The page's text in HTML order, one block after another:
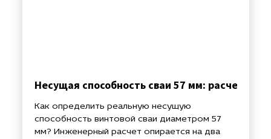
Несущая способность сваи 57 мм: расчет по
Как определить реальную несущую
способность винтовой сваи диаметром 57
мм? Инженерный расчет опирается на два